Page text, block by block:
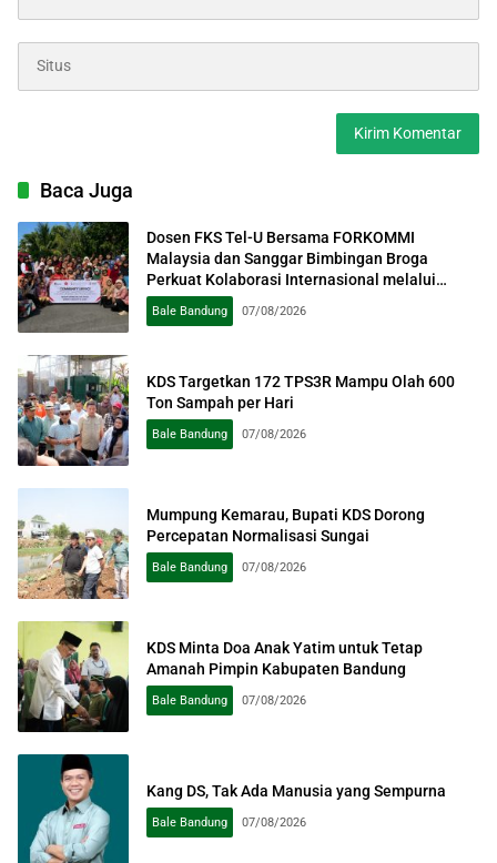
Baca Juga
Dosen FKS Tel-U Bersama FORKOMMI
Malaysia dan Sanggar Bimbingan Broga
Perkuat Kolaborasi Internasional melalui
Pengabdian kepada Masyarakat
Bale Bandung 07/08/2026
KDS Targetkan 172 TPS3R Mampu Olah 600
Ton Sampah per Hari
Bale Bandung 07/08/2026
Mumpung Kemarau, Bupati KDS Dorong
Percepatan Normalisasi Sungai
Bale Bandung 07/08/2026
KDS Minta Doa Anak Yatim untuk Tetap
Amanah Pimpin Kabupaten Bandung
Bale Bandung 07/08/2026
Kang DS, Tak Ada Manusia yang Sempurna
Bale Bandung 07/08/2026